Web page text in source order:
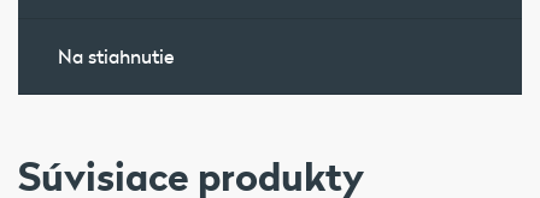
Na stiahnutie
Súvisiace produkty